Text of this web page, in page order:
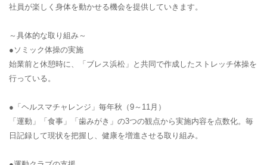
社員が楽しく身体を動かせる機会を提供していきます。
～具体的な取り組み～
●ソミック体操の実施
始業前と休憩時に、「ブレス浜松」と共同で作成したストレッチ体操を
行っている。
●「ヘルスマチャレンジ」毎年秋（9～11月）
「運動」「食事」「歯みがき」の3つの観点から実施内容を点数化。毎
日記録して現状を把握し、健康を増進させる取り組み。